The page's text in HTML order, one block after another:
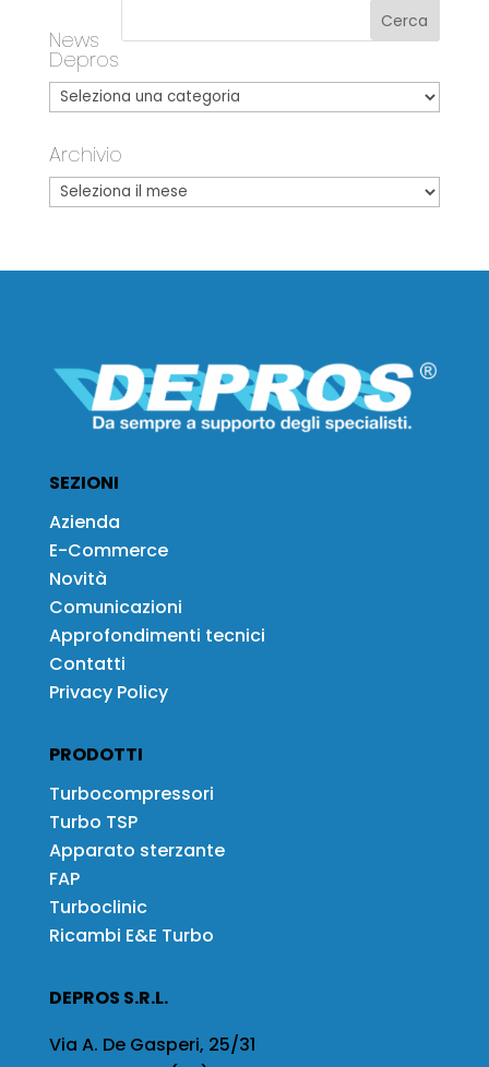
News
Depros
Archivio
SEZIONI
Azienda
E-Commerce
Novità
Comunicazioni
Approfondimenti tecnici
Contatti
Privacy Policy
PRODOTTI
Turbocompressori
Turbo TSP
Apparato sterzante
FAP
Turboclinic
Ricambi E&E Turbo
DEPROS S.R.L.
Via A. De Gasperi, 25/31